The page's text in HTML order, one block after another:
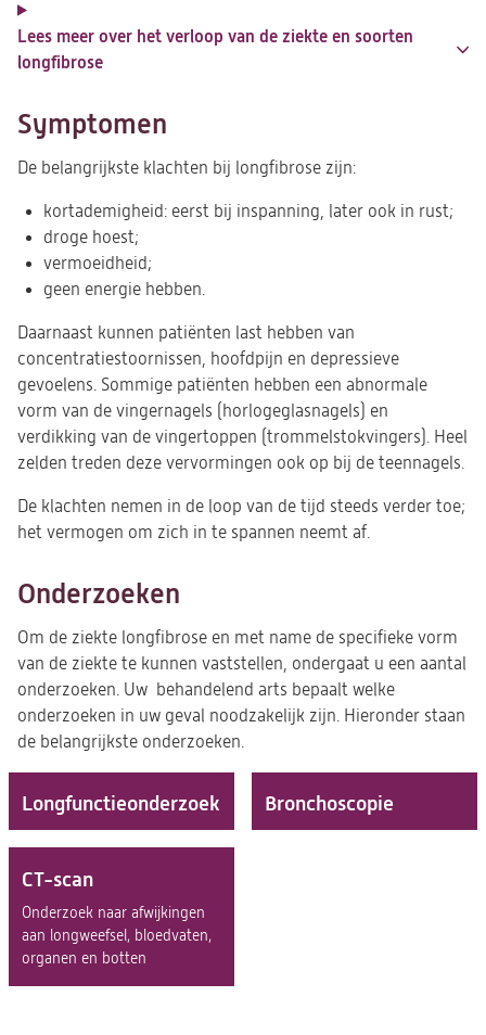
Lees meer over het verloop van de ziekte en soorten
longfibrose
Symptomen
De belangrijkste klachten bij longfibrose zijn:
kortademigheid: eerst bij inspanning, later ook in rust;
droge hoest;
vermoeidheid;
geen energie hebben.
Daarnaast kunnen patiënten last hebben van
concentratiestoornissen, hoofdpijn en depressieve
gevoelens. Sommige patiënten hebben een abnormale
vorm van de vingernagels (horlogeglasnagels) en
verdikking van de vingertoppen (trommelstokvingers). Heel
zelden treden deze vervormingen ook op bij de teennagels.
De klachten nemen in de loop van de tijd steeds verder toe;
het vermogen om zich in te spannen neemt af.
Onderzoeken
Om de ziekte longfibrose en met name de specifieke vorm
van de ziekte te kunnen vaststellen, ondergaat u een aantal
onderzoeken. Uw behandelend arts bepaalt welke
onderzoeken in uw geval noodzakelijk zijn. Hieronder staan
de belangrijkste onderzoeken.
Longfunctie­onderzoek Bronchoscopie
CT-scan
Onderzoek naar afwijkingen
aan longweefsel, bloedvaten,
organen en botten